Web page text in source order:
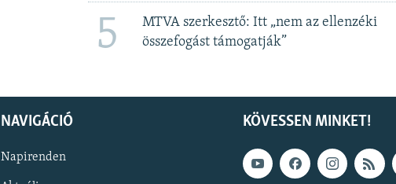
5
MTVA szerkesztő: Itt „nem az ellenzéki
összefogást támogatják”
KÖVESSEN MINKET!
NAVIGÁCIÓ
Napirenden